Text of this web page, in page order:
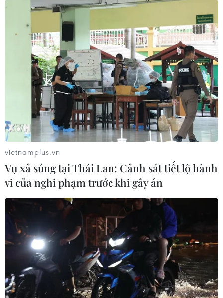
Bệnh viện dã chiến cấp 2 số 4 Việt Nam
huấn luyện chuyên môn y tế
10/11/2021 14:18
Đây là đợt huấn luyện theo yêu cầu của LHQ nhằm
trang bị cho các nhân viên y tế của Việt Nam chuẩn bị
tham gia hoạt động gìn giữ hòa bình LHQ những kiến
thức và kỹ năng cần thiết về chuyên môn y tế.
vietnamplus.vn
Vụ xả súng tại Thái Lan: Cảnh sát tiết lộ hành
vi của nghi phạm trước khi gây án